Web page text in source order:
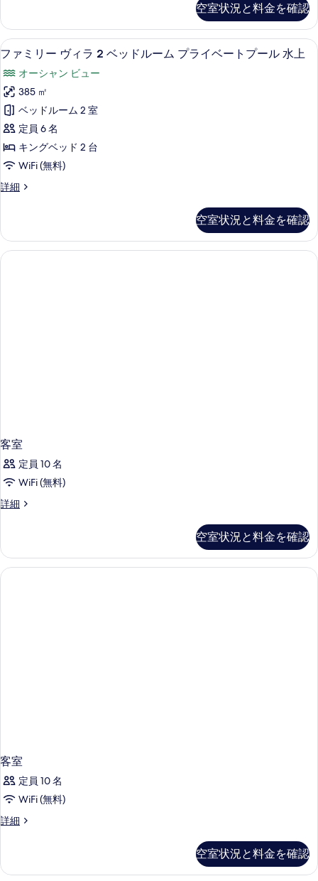
て
の
写
真
を
表
示
す
る
ー
ム
の
細
空室状況と料金を確認
フ
ァ
ミ
リ
ー
ヴ
ィ
ラ
2
ッ
ド
ー
ル
水
上
べ
て
ファミリー ヴィラ 2 ベッドルーム
8
ファミリー ヴィラ 2 ベッドルーム プライベートプール 水上
オーシャン ビュー
385 ㎡
ベッドルーム 2 室
定員 6 名
キングベッド 2 台
WiFi (無料)
詳細
フ
ー
ヴ
ィ
ト
ー
ル
上
空室状況と料金を確認
客室
定員 10 名
WiFi (無料)
詳細
客
細
空室状況と料金を確認
客室
定員 10 名
WiFi (無料)
詳細
客
細
空室状況と料金を確認